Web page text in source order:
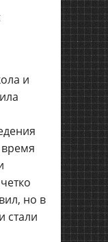
и
но в
стали